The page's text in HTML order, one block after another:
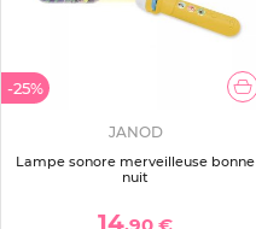
-25%
JANOD
Lampe sonore merveilleuse bonne
nuit
14